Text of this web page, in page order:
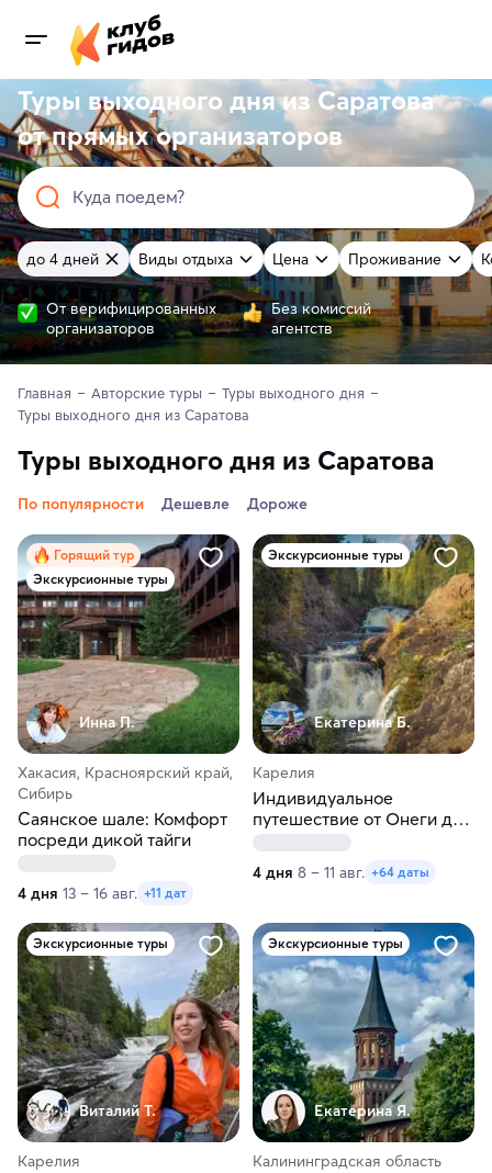
Туры выходного дня из Саратова
отпрямыхорганизаторов
Куда поедем?
до 4 дней Виды отдыха Цена Проживание
От верифицированных
организаторов
Без комиссий
агентств
Главная Авторские туры
Туры выходного дня
Туры выходного дня из Саратова
Туры выходного дня из Саратова
По популярности Дешевле Дороже
Горящий тур
Экскурсионные туры
Инна П.
Хакасия, Красноярский край,
Сибирь
Саянское шале: Комфорт
посреди дикой тайги
4 дня 13 – 16 авг. +11 дат
Экскурсионные туры
Екатерина Б.
Карелия
Индивидуальное
путешествие от Онеги до
4 дня 8 – 11 авг. +64 даты
Экскурсионные туры
Виталий Т.
Карелия
Экскурсионные туры
Екатерина Я.
Калининградская область